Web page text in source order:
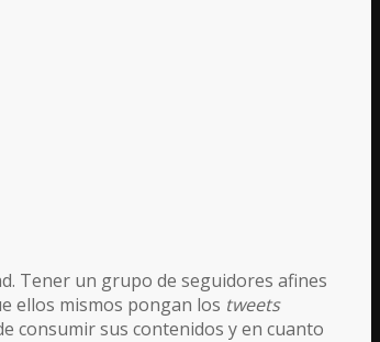
Tener un grupo de seguidores afines
ellos mismos pongan los tweets
consumir sus contenidos y en cuanto